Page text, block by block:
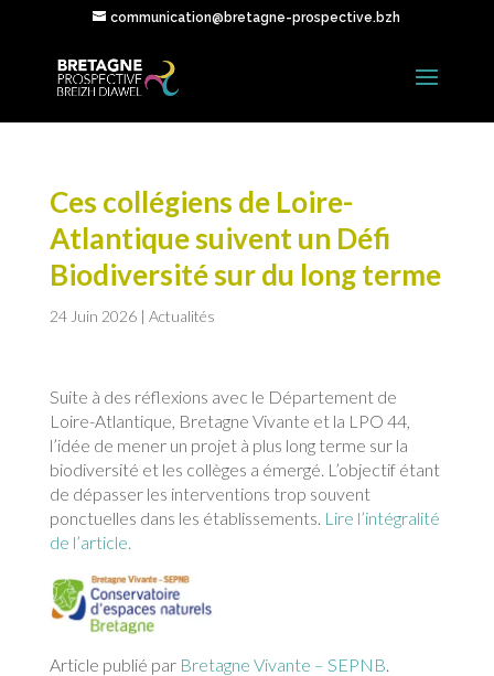
communication@bretagne-prospective.bzh
Ces collégiens de Loire-
Atlantique suivent un Défi
Biodiversité sur du long terme
24 Juin 2026| Actualités
Suite à des réflexions avec le Département de
Loire-Atlantique, Bretagne Vivante et la LPO 44,
l’idée de mener un projet à plus long terme sur la
biodiversité et les collèges a émergé. L’objectif étant
de dépasser les interventions trop souvent
ponctuelles dans les établissements. Lire l’intégralité
de l’article.
Article publié par Bretagne Vivante – SEPNB